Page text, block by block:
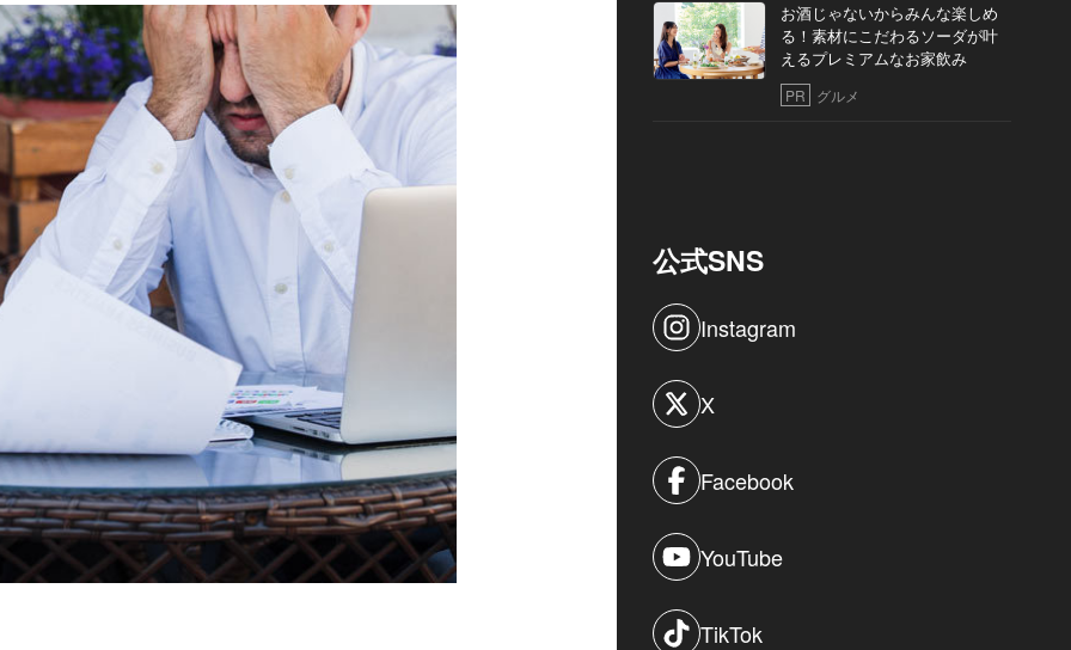
お酒じゃないからみんな楽しめ
る！素材にこだわるソーダが叶
えるプレミアムなお家飲み
PR グルメ
公式SNS
Instagram
X
Facebook
YouTube
TikTok